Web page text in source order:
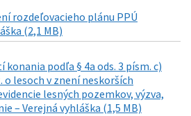
rozdeľovacieho plánu PPÚ
(2,1 MB)
podľa § 4a ods. 3 písm. c)
o lesoch v znení neskorších
lesných pozemkov, výzva,
– Verejná vyhláška (1,5 MB)